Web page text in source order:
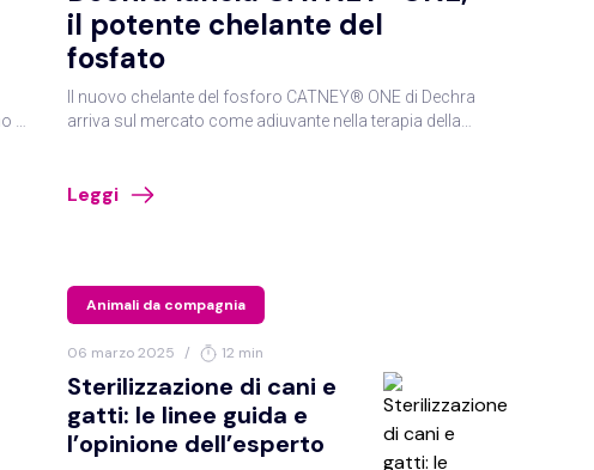
Boehringer ingelheim Buona pet
Dechra Elanco Forza10
Tecnici veterinari
Vetnova Vetoquinol
è
il potente chelante del
fosfato
Il nuovo chelante del fosforo CATNEY® ONE di Dechra
arriva sul mercato come adiuvante nella terapia della
Leggi
Animali da compagnia
06 marzo 2025 / 12 min
Sterilizzazione di cani e
gatti: le linee guida e
l’opinione dell’esperto